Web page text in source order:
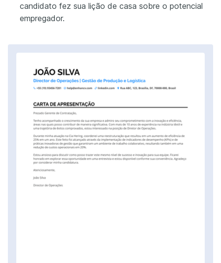
candidato fez sua lição de casa sobre o potencial
empregador.